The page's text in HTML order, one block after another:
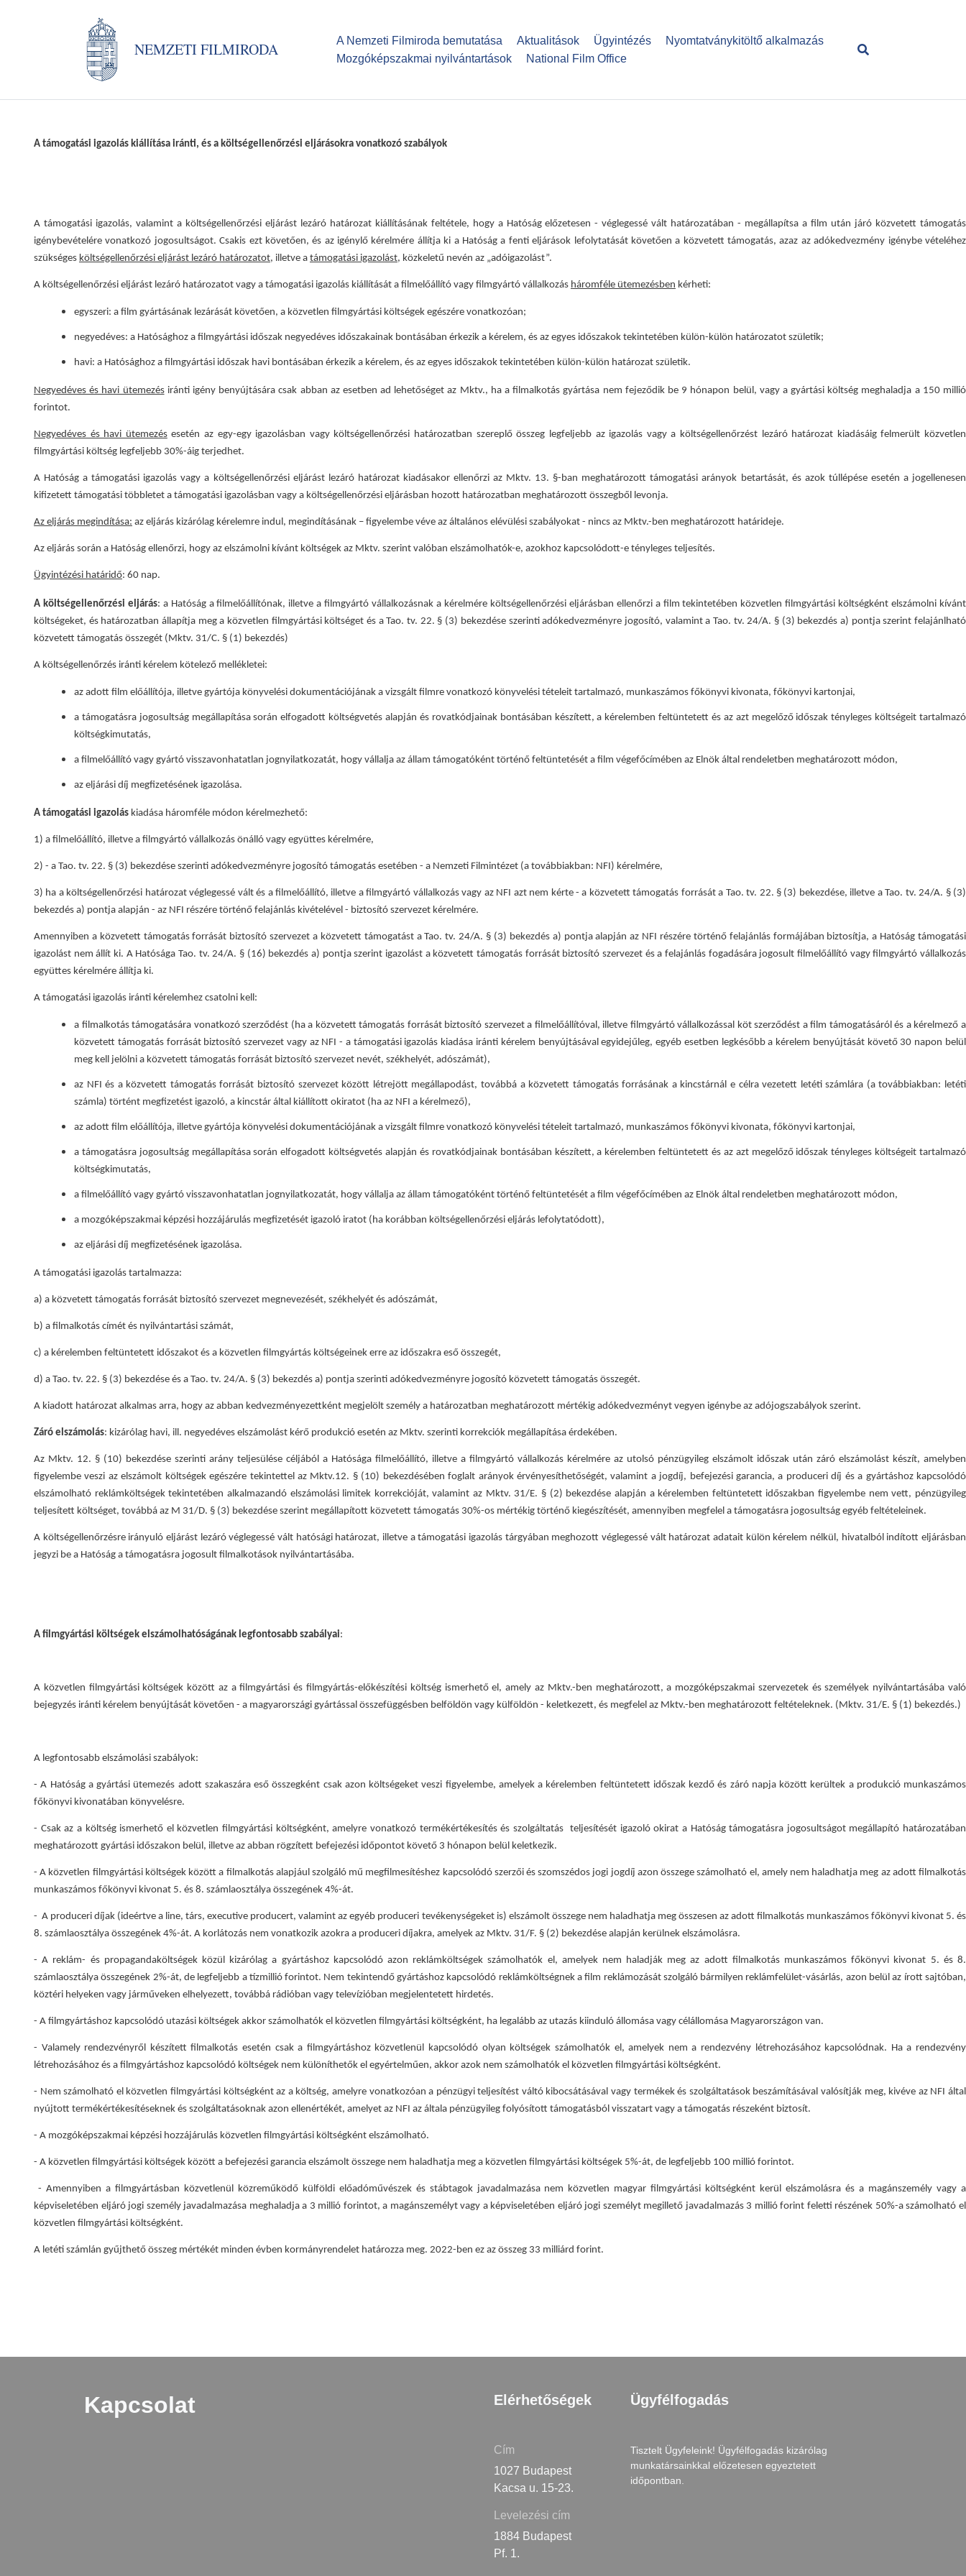
tartalomra
NEMZETI FILMIRODA A Nemzeti Filmiroda bemutatása Aktualitások Ügyintézés
Nyomtatványkitöltő alkalmazás
Mozgóképszakmai nyilvántartások
National Film Office
A támogatási igazolás kiállítása iránti, és a költségellenőrzési eljárásokra vonatkozó szabályok
A támogatási igazolás, valamint a költségellenőrzési eljárást lezáró határozat kiállításának feltétele, hogy a Hatóság előzetesen - véglegessé vált határozatában - megállapítsa a film után járó közvetett támogatás
igénybevételére vonatkozó jogosultságot. Csakis ezt követően, és az igénylő kérelmére állítja ki a Hatóság a fenti eljárások lefolytatását követően a közvetett támogatás, azaz az adókedvezmény igénybe vételéhez
szükséges költségellenőrzési eljárást lezáró határozatot, illetve a támogatási igazolást, közkeletű nevén az „adóigazolást”.
A költségellenőrzési eljárást lezáró határozatot vagy a támogatási igazolás kiállítását a filmelőállító vagy filmgyártó vállalkozás háromféle ütemezésben kérheti:
egyszeri: a film gyártásának lezárását követően, a közvetlen filmgyártási költségek egészére vonatkozóan;
negyedéves: a Hatósághoz a filmgyártási időszak negyedéves időszakainak bontásában érkezik a kérelem, és az egyes időszakok tekintetében külön-külön határozatot születik;
havi: a Hatósághoz a filmgyártási időszak havi bontásában érkezik a kérelem, és az egyes időszakok tekintetében külön-külön határozat születik.
Negyedéves és havi ütemezésiránti igény benyújtására csak abban az esetben ad lehetőséget az Mktv., ha a filmalkotás gyártása nem fejeződik be 9 hónapon belül, vagy a gyártási költség meghaladja a 150 millió
forintot.
Negyedéves és havi ütemezésesetén az egy-egy igazolásban vagy költségellenőrzési határozatban szereplő összeg legfeljebb az igazolás vagy a költségellenőrzést lezáró határozat kiadásáig felmerült közvetlen
filmgyártási költség legfeljebb 30%-áig terjedhet.
A Hatóság a támogatási igazolás vagy a költségellenőrzési eljárást lezáró határozat kiadásakor ellenőrzi az Mktv. 13. §-ban meghatározott támogatási arányok betartását, és azok túllépése esetén a jogellenesen
kifizetett támogatási többletet a támogatási igazolásban vagy a költségellenőrzési eljárásban hozott határozatban meghatározott összegből levonja.
Az eljárás megindítása: az eljárás kizárólag kérelemre indul, megindításának – figyelembe véve az általános elévülési szabályokat - nincs az Mktv.-ben meghatározott határideje.
Az eljárás során a Hatóság ellenőrzi, hogy az elszámolni kívánt költségek az Mktv. szerint valóban elszámolhatók-e, azokhoz kapcsolódott-e tényleges teljesítés.
Ügyintézési határidő: 60 nap.
A költségellenőrzési eljárás: a Hatóság a filmelőállítónak, illetve a filmgyártó vállalkozásnak a kérelmére költségellenőrzési eljárásban ellenőrzi a film tekintetében közvetlen filmgyártási költségként elszámolni kívánt
költségeket, és határozatban állapítja meg a közvetlen filmgyártási költséget és a Tao. tv. 22. § (3) bekezdése szerinti adókedvezményre jogosító, valamint a Tao. tv. 24/A. § (3) bekezdés a) pontja szerint felajánlható
közvetett támogatás összegét (Mktv. 31/C. § (1) bekezdés)
A költségellenőrzés iránti kérelem kötelező mellékletei:
az adott film előállítója, illetve gyártója könyvelési dokumentációjának a vizsgált filmre vonatkozó könyvelési tételeit tartalmazó, munkaszámos főkönyvi kivonata, főkönyvi kartonjai,
a támogatásra jogosultság megállapítása során elfogadott költségvetés alapján és rovatkódjainak bontásában készített, a kérelemben feltüntetett és az azt megelőző időszak tényleges költségeit tartalmazó
költségkimutatás,
a filmelőállító vagy gyártó visszavonhatatlan jognyilatkozatát, hogy vállalja az állam támogatóként történő feltüntetését a film végefőcímében az Elnök által rendeletben meghatározott módon,
az eljárási díj megfizetésének igazolása.
A támogatási igazolás kiadása háromféle módon kérelmezhető:
1) a filmelőállító, illetve a filmgyártó vállalkozás önálló vagy együttes kérelmére,
2) - a Tao. tv. 22. § (3) bekezdése szerinti adókedvezményre jogosító támogatás esetében - a Nemzeti Filmintézet (a továbbiakban: NFI) kérelmére,
3) ha a költségellenőrzési határozat véglegessé vált és a filmelőállító, illetve a filmgyártó vállalkozás vagy az NFI azt nem kérte - a közvetett támogatás forrását a Tao. tv. 22. § (3) bekezdése, illetve a Tao. tv. 24/A. § (3)
bekezdés a) pontja alapján - az NFI részére történő felajánlás kivételével - biztosító szervezet kérelmére.
Amennyiben a közvetett támogatás forrását biztosító szervezet a közvetett támogatást a Tao. tv. 24/A. § (3) bekezdés a) pontja alapján az NFI részére történő felajánlás formájában biztosítja, a Hatóság támogatási
igazolást nem állít ki. A Hatósága Tao. tv. 24/A. § (16) bekezdés a) pontja szerint igazolást a közvetett támogatás forrását biztosító szervezet és a felajánlás fogadására jogosult filmelőállító vagy filmgyártó vállalkozás
együttes kérelmére állítja ki.
A támogatási igazolás iránti kérelemhez csatolni kell:
a filmalkotás támogatására vonatkozó szerződést (ha a közvetett támogatás forrását biztosító szervezet a filmelőállítóval, illetve filmgyártó vállalkozással köt szerződést a film támogatásáról és a kérelmező a
közvetett támogatás forrását biztosító szervezet vagy az NFI - a támogatási igazolás kiadása iránti kérelem benyújtásával egyidejűleg, egyéb esetben legkésőbb a kérelem benyújtását követő 30 napon belül
meg kell jelölni a közvetett támogatás forrását biztosító szervezet nevét, székhelyét, adószámát),
az NFI és a közvetett támogatás forrását biztosító szervezet között létrejött megállapodást, továbbá a közvetett támogatás forrásának a kincstárnál e célra vezetett letéti számlára (a továbbiakban: letéti
számla) történt megfizetést igazoló, a kincstár által kiállított okiratot (ha az NFI a kérelmező),
az adott film előállítója, illetve gyártója könyvelési dokumentációjának a vizsgált filmre vonatkozó könyvelési tételeit tartalmazó, munkaszámos főkönyvi kivonata, főkönyvi kartonjai,
a támogatásra jogosultság megállapítása során elfogadott költségvetés alapján és rovatkódjainak bontásában készített, a kérelemben feltüntetett és az azt megelőző időszak tényleges költségeit tartalmazó
költségkimutatás,
a filmelőállító vagy gyártó visszavonhatatlan jognyilatkozatát, hogy vállalja az állam támogatóként történő feltüntetését a film végefőcímében az Elnök által rendeletben meghatározott módon,
a mozgóképszakmai képzési hozzájárulás megfizetését igazoló iratot (ha korábban költségellenőrzési eljárás lefolytatódott),
az eljárási díj megfizetésének igazolása.
A támogatási igazolás tartalmazza:
a) a közvetett támogatás forrását biztosító szervezet megnevezését, székhelyét és adószámát,
b) a filmalkotás címét és nyilvántartási számát,
c) a kérelemben feltüntetett időszakot és a közvetlen filmgyártás költségeinek erre az időszakra eső összegét,
d) a Tao. tv. 22. § (3) bekezdése és a Tao. tv. 24/A. § (3) bekezdés a) pontja szerinti adókedvezményre jogosító közvetett támogatás összegét.
A kiadott határozat alkalmas arra, hogy az abban kedvezményezettként megjelölt személy a határozatban meghatározott mértékig adókedvezményt vegyen igénybe az adójogszabályok szerint.
Záró elszámolás: kizárólag havi, ill. negyedéves elszámolást kérő produkció esetén az Mktv. szerinti korrekciók megállapítása érdekében.
Az Mktv. 12. § (10) bekezdése szerinti arány teljesülése céljából a Hatósága filmelőállító, illetve a filmgyártó vállalkozás kérelmére az utolsó pénzügyileg elszámolt időszak után záró elszámolást készít, amelyben
figyelembe veszi az elszámolt költségek egészére tekintettel az Mktv.12. § (10) bekezdésében foglalt arányok érvényesíthetőségét, valamint a jogdíj, befejezési garancia, a produceri díj és a gyártáshoz kapcsolódó
elszámolható reklámköltségek tekintetében alkalmazandó elszámolási limitek korrekcióját, valamint az Mktv. 31/E. § (2) bekezdése alapján a kérelemben feltüntetett időszakban figyelembe nem vett, pénzügyileg
teljesített költséget, továbbá az M 31/D. § (3) bekezdése szerint megállapított közvetett támogatás 30%-os mértékig történő kiegészítését, amennyiben megfelel a támogatásra jogosultság egyéb feltételeinek.
A költségellenőrzésre irányuló eljárást lezáró véglegessé vált hatósági határozat, illetve a támogatási igazolás tárgyában meghozott véglegessé vált határozat adatait külön kérelem nélkül, hivatalból indított eljárásban
jegyzi be a Hatóság a támogatásra jogosult filmalkotások nyilvántartásába.
A filmgyártási költségek elszámolhatóságának legfontosabb szabályai:
A közvetlen filmgyártási költségek között az a filmgyártási és filmgyártás-előkészítési költség ismerhető el, amely az Mktv.-ben meghatározott, a mozgóképszakmai szervezetek és személyek nyilvántartásába való
bejegyzés iránti kérelem benyújtását követően - a magyarországi gyártással összefüggésben belföldön vagy külföldön - keletkezett, és megfelel az Mktv.-ben meghatározott feltételeknek. (Mktv. 31/E. § (1) bekezdés.)
A legfontosabb elszámolási szabályok:
- A Hatóság a gyártási ütemezés adott szakaszára eső összegként csak azon költségeket veszi figyelembe, amelyek a kérelemben feltüntetett időszak kezdő és záró napja között kerültek a produkció munkaszámos
főkönyvi kivonatában könyvelésre.
- Csak az a költség ismerhető el közvetlen filmgyártási költségként, amelyre vonatkozó termékértékesítés és szolgáltatás teljesítését igazoló okirat a Hatóság támogatásra jogosultságot megállapító határozatában
meghatározott gyártási időszakon belül, illetve az abban rögzített befejezési időpontot követő 3 hónapon belül keletkezik.
- A közvetlen filmgyártási költségek között a filmalkotás alapjául szolgáló mű megfilmesítéshez kapcsolódó szerzői és szomszédos jogi jogdíj azon összege számolható el, amely nem haladhatja meg az adott filmalkotás
munkaszámos főkönyvi kivonat 5. és 8. számlaosztálya összegének 4%-át.
- A produceri díjak (ideértve a line, társ, executive producert, valamint az egyéb produceri tevékenységeket is) elszámolt összege nem haladhatja meg összesen az adott filmalkotás munkaszámos főkönyvi kivonat 5. és
8. számlaosztálya összegének 4%-át. A korlátozás nem vonatkozik azokra a produceri díjakra, amelyek az Mktv. 31/F. § (2) bekezdése alapján kerülnek elszámolásra.
- A reklám- és propagandaköltségek közül kizárólag a gyártáshoz kapcsolódó azon reklámköltségek számolhatók el, amelyek nem haladják meg az adott filmalkotás munkaszámos főkönyvi kivonat 5. és 8.
számlaosztálya összegének 2%-át, de legfeljebb a tízmillió forintot. Nem tekintendő gyártáshoz kapcsolódó reklámköltségnek a film reklámozását szolgáló bármilyen reklámfelület-vásárlás, azon belül az írott sajtóban,
köztéri helyeken vagy járműveken elhelyezett, továbbá rádióban vagy televízióban megjelentetett hirdetés.
- A filmgyártáshoz kapcsolódó utazási költségek akkor számolhatók el közvetlen filmgyártási költségként, ha legalább az utazás kiinduló állomása vagy célállomása Magyarországon van.
- Valamely rendezvényről készített filmalkotás esetén csak a filmgyártáshoz közvetlenül kapcsolódó olyan költségek számolhatók el, amelyek nem a rendezvény létrehozásához kapcsolódnak. Ha a rendezvény
létrehozásához és a filmgyártáshoz kapcsolódó költségek nem különíthetők el egyértelműen, akkor azok nem számolhatók el közvetlen filmgyártási költségként.
- Nem számolható el közvetlen filmgyártási költségként az a költség, amelyre vonatkozóan a pénzügyi teljesítést váltó kibocsátásával vagy termékek és szolgáltatások beszámításával valósítják meg, kivéve az NFI által
nyújtott termékértékesítéseknek és szolgáltatásoknak azon ellenértékét, amelyet az NFI az általa pénzügyileg folyósított támogatásból visszatart vagy a támogatás részeként biztosít.
- A mozgóképszakmai képzési hozzájárulás közvetlen filmgyártási költségként elszámolható.
- A közvetlen filmgyártási költségek között a befejezési garancia elszámolt összege nem haladhatja meg a közvetlen filmgyártási költségek 5%-át, de legfeljebb 100 millió forintot.
- Amennyiben a filmgyártásban közvetlenül közreműködő külföldi előadóművészek és stábtagok javadalmazása nem közvetlen magyar filmgyártási költségként kerül elszámolásra és a magánszemély vagy a
képviseletében eljáró jogi személy javadalmazása meghaladja a 3 millió forintot, a magánszemélyt vagy a képviseletében eljáró jogi személyt megillető javadalmazás 3 millió forint feletti részének 50%-a számolható el
közvetlen filmgyártási költségként.
A letéti számlán gyűjthető összeg mértékét minden évben kormányrendelet határozza meg. 2022-ben ez az összeg 33 milliárd forint.
Kapcsolat Elérhetőségek
Cím
1027 Budapest
Kacsa u. 15-23.
Levelezési cím
1884 Budapest
Pf. 1.
Ügyfélfogadás
Tisztelt Ügyfeleink! Ügyfélfogadás kizárólag
munkatársainkkal előzetesen egyeztetett
időpontban.